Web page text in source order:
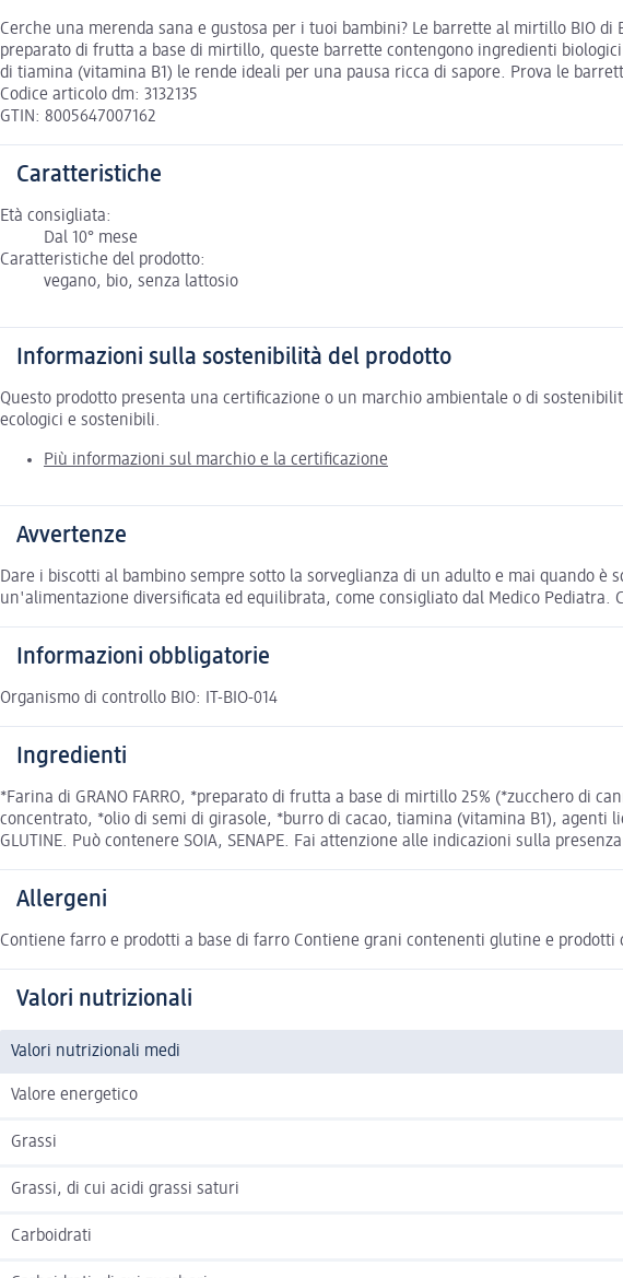
Cerche una merenda sana e gustosa per i tuoi bambini? Le barrette al mirtillo BIO
preparato di frutta a base di mirtillo, queste barrette contengono ingredienti
di tiamina (vitamina B1) le rende ideali per una pausa ricca di sapore. Prova le
Codice articolo dm: 3132135
GTIN: 8005647007162
Caratteristiche
Età consigliata:
Dal 10° mese
Caratteristiche del prodotto:
vegano, bio, senza lattosio
Informazioni sulla sostenibilità del prodotto
Questo prodotto presenta una certificazione o un marchio ambientale o di
ecologici e sostenibili.
Più informazioni sul marchio e la certificazione
Avvertenze
Dare i biscotti al bambino sempre sotto la sorveglianza di un adulto e mai quando
un'alimentazione diversificata ed equilibrata, come consigliato dal Medico Pediatra.
Informazioni obbligatorie
Organismo di controllo BIO: IT-BIO-014
Ingredienti
*Farina di GRANO FARRO, *preparato di frutta a base di mirtillo 25% (*zucchero di
concentrato, *olio di semi di girasole, *burro di cacao, tiamina (vitamina B1),
GLUTINE. Può contenere SOIA, SENAPE. Fai attenzione alle indicazioni sulla
Allergeni
Contiene farro e prodotti a base di farro Contiene grani contenenti glutine e
Valori nutrizionali
Valori nutrizionali medi
Valore energetico
Grassi
Grassi, di cui acidi grassi saturi
Carboidrati